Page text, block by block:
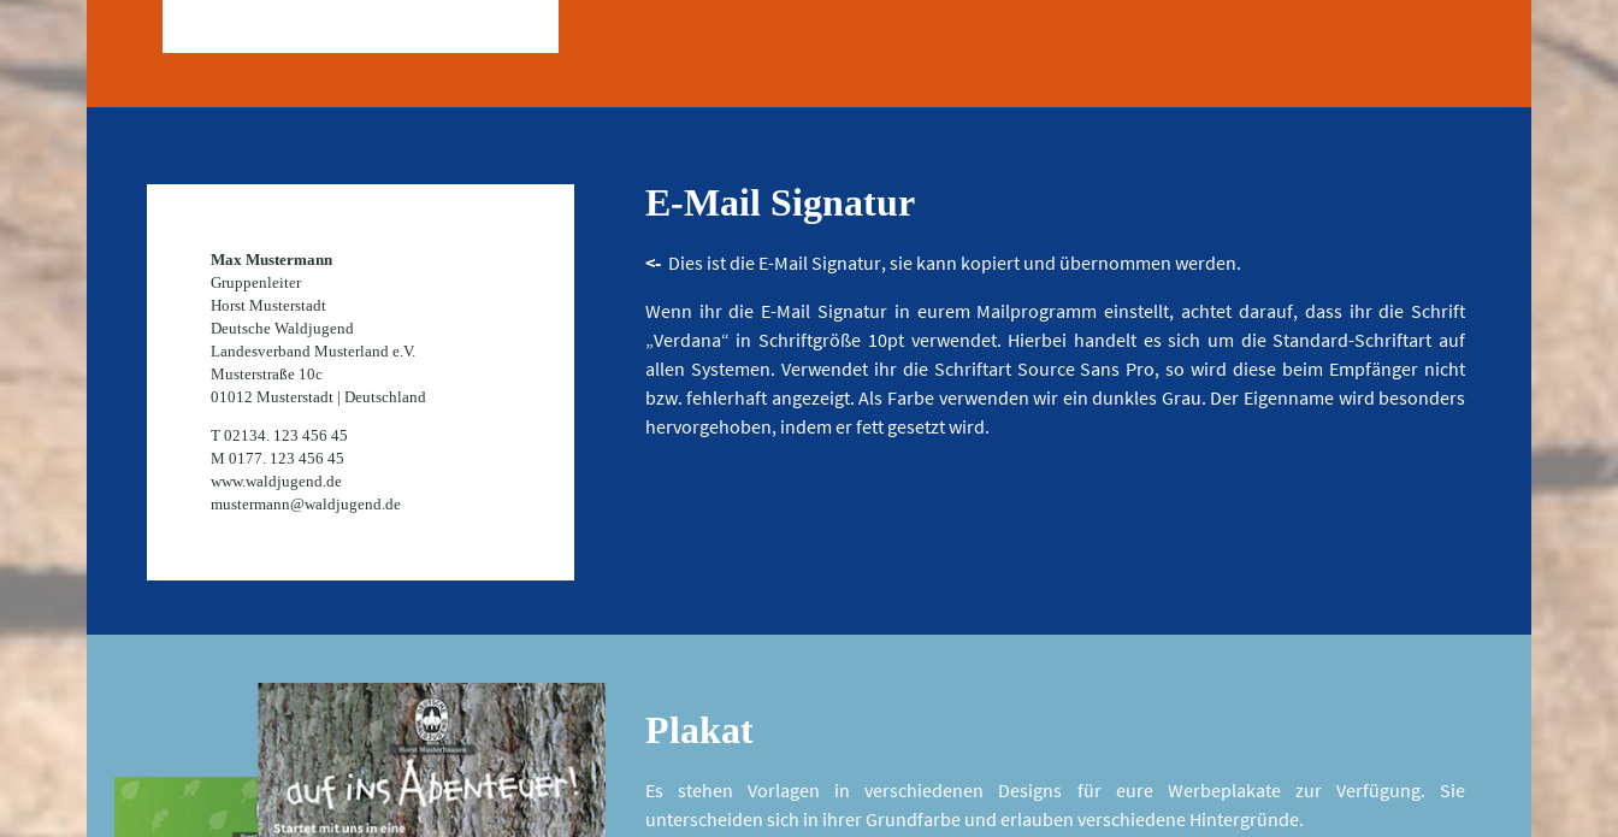
Max Mustermann
Gruppenleiter
Horst Musterstadt
Deutsche Waldjugend
Landesverband Musterland e.V.
Musterstraße 10c
01012 Musterstadt | Deutschland
T 02134. 123 456 45
M 0177. 123 456 45
www.waldjugend.de
mustermann@waldjugend.de
E-Mail Signatur
<- Dies ist die E-Mail Signatur, sie kann kopiert und übernommen werden.
Wenn ihr die E-Mail Signatur in eurem Mailprogramm einstellt, achtet darauf, dass ihr die Schrift
„Verdana“ in Schriftgröße 10pt verwendet. Hierbei handelt es sich um die Standard-Schriftart auf
allen Systemen. Verwendet ihr die Schriftart Source Sans Pro, so wird diese beim Empfänger nicht
bzw. fehlerhaft angezeigt. Als Farbe verwenden wir ein dunkles Grau. Der Eigenname wird besonders
hervorgehoben, indem er fett gesetzt wird.
Plakat
Es stehen Vorlagen in verschiedenen Designs für eure Werbeplakate zur Verfügung. Sie
unterscheiden sich in ihrer Grundfarbe und erlauben verschiedene Hintergründe.